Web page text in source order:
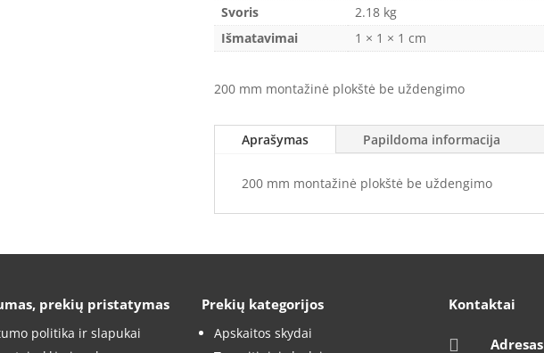
Svoris
2.18 kg
Išmatavimai
1 × 1 × 1 cm
200 mm montažinė plokštė be uždengimo
Aprašymas Papildoma informacija
200 mm montažinė plokštė be uždengimo
prekių pristatymas
politika ir slapukai
Prekių kategorijos
Apskaitos skydai
Kontaktai
 Adresas